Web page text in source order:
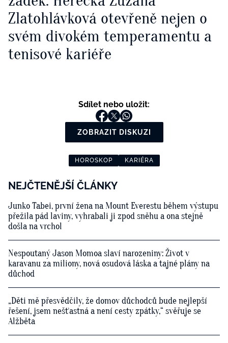
Zlatohlávková otevřeně nejen o
svém divokém temperamentu a
tenisové kariéře
Sdílet nebo uložit:
ZOBRAZIT DISKUZI
HOROSKOP KARIÉRA
NEJČTENĚJŠÍ ČLÁNKY
Junko Tabei, první žena na Mount Everestu během výstupu
přežila pád laviny, vyhrabali ji zpod sněhu a ona stejně
došla na vrchol
Nespoutaný Jason Momoa slaví narozeniny: Život v
karavanu za miliony, nová osudová láska a tajné plány na
důchod
„Děti mě přesvědčily, že domov důchodců bude nejlepší
řešení, jsem nešťastná a není cesty zpátky,“ svěřuje se
Alžběta